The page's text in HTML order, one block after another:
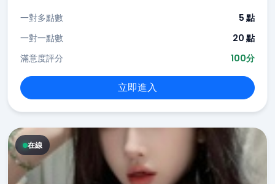
一對多點數
5 點
一對一點數
20 點
滿意度評分
100分
立即進入
在線